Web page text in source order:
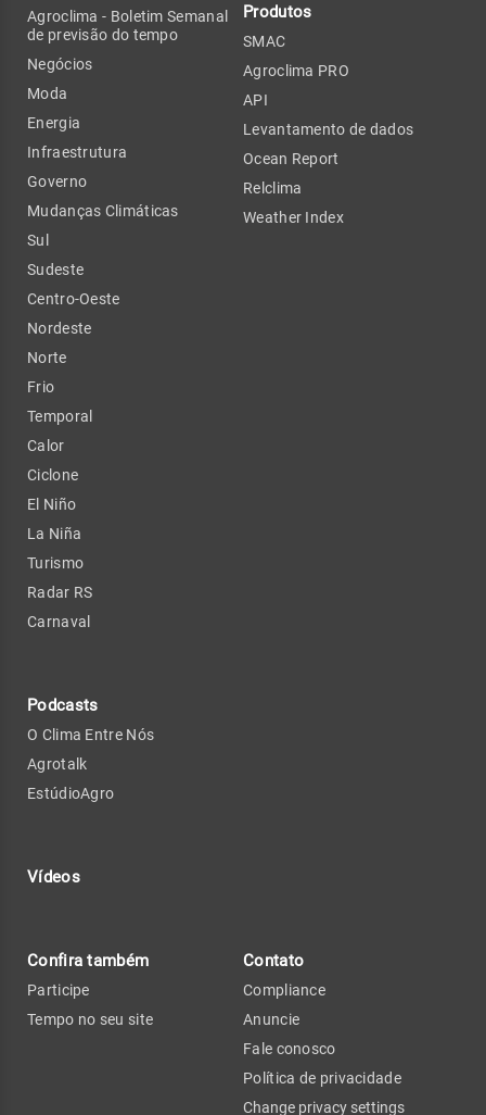
Agroclima - Boletim Semanal
de previsão do tempo
Negócios
Moda
Energia
Infraestrutura
Governo
Mudanças Climáticas
Sul
Sudeste
Centro-Oeste
Nordeste
Norte
Frio
Temporal
Calor
Ciclone
El Niño
La Niña
Turismo
Radar RS
Carnaval
Podcasts
O Clima Entre Nós
Agrotalk
EstúdioAgro
Vídeos
Produtos
SMAC
Agroclima PRO
API
Levantamento de dados
Ocean Report
Relclima
Weather Index
Confira também
Participe
Tempo no seu site
Contato
Compliance
Anuncie
Fale conosco
Política de privacidade
Change privacy settings